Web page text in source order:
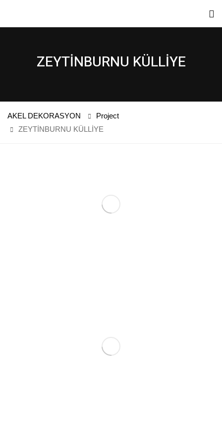
ZEYTİNBURNU KÜLLİYE
AKEL DEKORASYON
Project
ZEYTİNBURNU KÜLLİYE